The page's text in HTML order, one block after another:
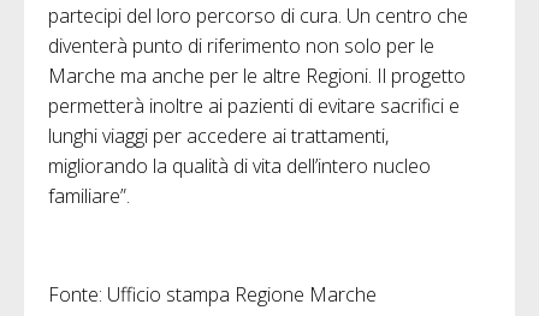
partecipi del loro percorso di cura. Un centro che
diventerà punto di riferimento non solo per le
Marche ma anche per le altre Regioni. Il progetto
permetterà inoltre ai pazienti di evitare sacrifici e
lunghi viaggi per accedere ai trattamenti,
migliorando la qualità di vita dell’intero nucleo
familiare”.
Fonte: Ufficio stampa Regione Marche